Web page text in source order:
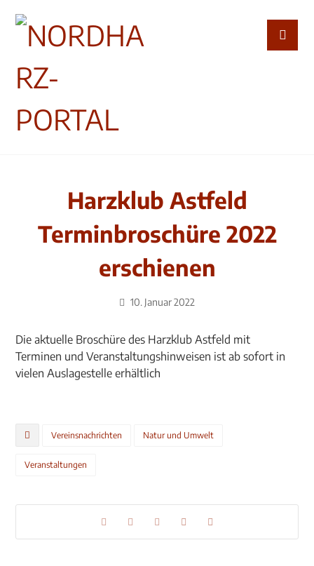
Harzklub Astfeld
Terminbroschüre 2022
erschienen
10. Januar 2022
Die aktuelle Broschüre des Harzklub Astfeld mit
Terminen und Veranstaltungshinweisen ist ab sofort in
vielen Auslagestelle erhältlich
Vereinsnachrichten Natur und Umwelt
Veranstaltungen